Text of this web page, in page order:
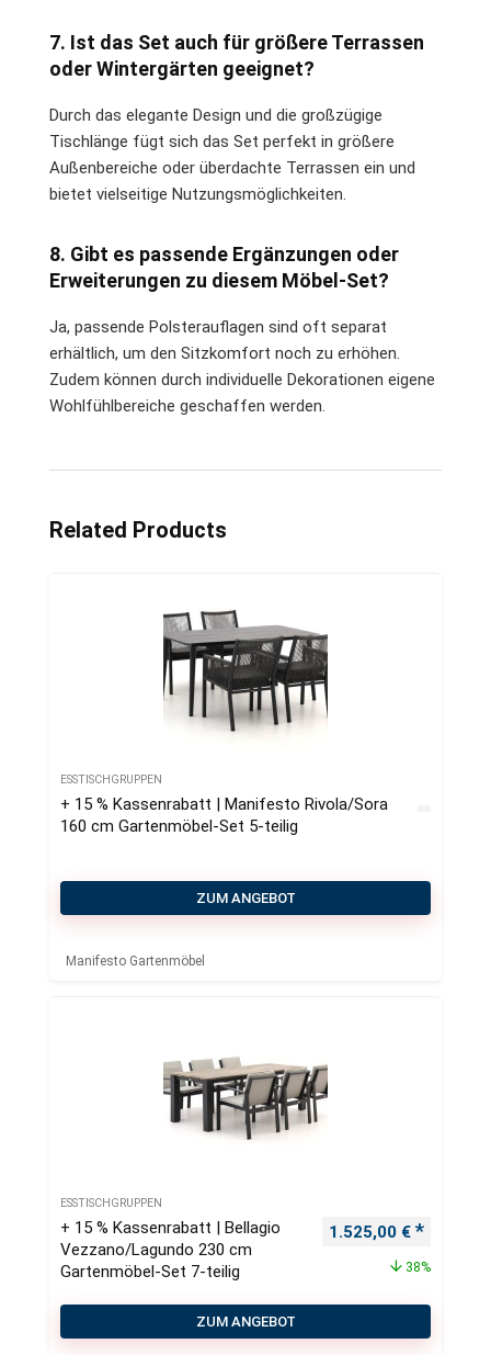
7. Ist das Set auch für größere Terrassen
oder Wintergärten geeignet?
Durch das elegante Design und die großzügige
Tischlänge fügt sich das Set perfekt in größere
Außenbereiche oder überdachte Terrassen ein und
bietet vielseitige Nutzungsmöglichkeiten.
8. Gibt es passende Ergänzungen oder
Erweiterungen zu diesem Möbel-Set?
Ja, passende Polsterauflagen sind oft separat
erhältlich, um den Sitzkomfort noch zu erhöhen.
Zudem können durch individuelle Dekorationen eigene
Wohlfühlbereiche geschaffen werden.
Related Products
ESSTISCHGRUPPEN
+ 15 % Kassenrabatt | Manifesto Rivola/Sora
160 cm Gartenmöbel-Set 5-teilig
ZUM ANGEBOT
Manifesto Gartenmöbel
ESSTISCHGRUPPEN
+ 15 % Kassenrabatt | Bellagio
Vezzano/Lagundo 230 cm
Gartenmöbel-Set 7-teilig
Ursprünglicher
1.525,00 €
38%
ZUM ANGEBOT